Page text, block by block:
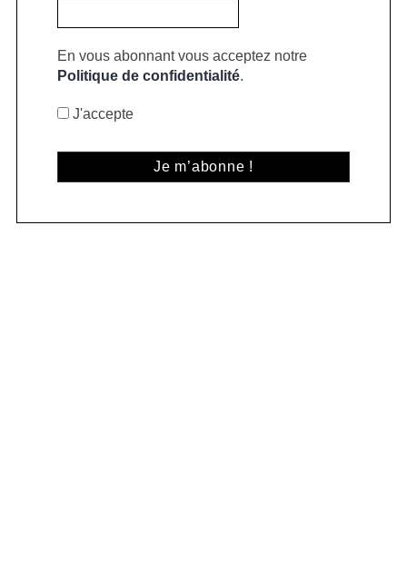
En vous abonnant vous acceptez notre
Politique de confidentialité.
J'accepte